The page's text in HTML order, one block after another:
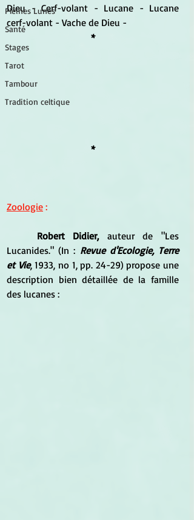
Pleines Lunes
Santé
Stages
Tarot
Tambour
Tradition celtique
Dieu - Cerf-volant - Lucane - Lucane
cerf-volant - Vache de Dieu -
*
*
Zoologie :
Robert Didier, auteur de "Les
Lucanides." (In : Revue d'Ecologie, Terre
et Vie, 1933, no 1, pp. 24-29) propose une
description bien détaillée de la famille
des lucanes :